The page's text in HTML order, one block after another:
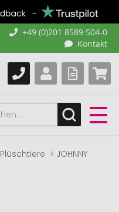
+49 (0)201 8589 504-0
Kontakt
Plüschtiere
JOHNNY